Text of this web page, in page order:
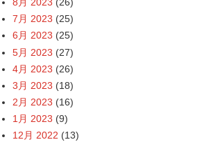
7月 2023 (25)
6月 2023 (25)
5月 2023 (27)
4月 2023 (26)
3月 2023 (18)
2月 2023 (16)
1月 2023 (9)
12月 2022 (13)